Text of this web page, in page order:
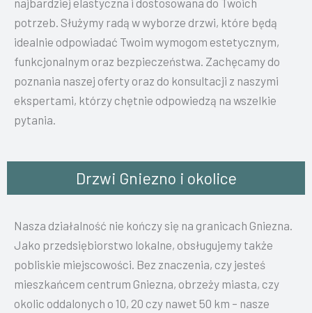
potrzeb. Służymy radą w wyborze drzwi, które będą
idealnie odpowiadać Twoim wymogom estetycznym,
funkcjonalnym oraz bezpieczeństwa. Zachęcamy do
poznania naszej oferty oraz do konsultacji z naszymi
ekspertami, którzy chętnie odpowiedzą na wszelkie
pytania.
Drzwi Gniezno i okolice
Nasza działalność nie kończy się na granicach Gniezna.
Jako przedsiębiorstwo lokalne, obsługujemy także
pobliskie miejscowości. Bez znaczenia, czy jesteś
mieszkańcem centrum Gniezna, obrzeży miasta, czy
okolic oddalonych o 10, 20 czy nawet 50 km – nasze